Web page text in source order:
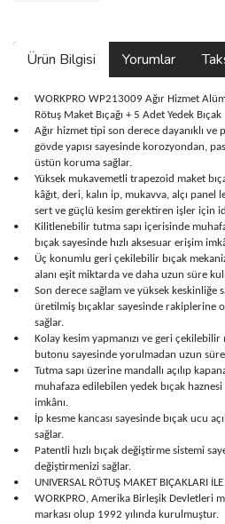
Ürün Bilgisi Yorumlar
•
WORKPRO WP213009 Ağır Hizmet
Rötuş Maket Bıçağı + 5 Adet Yedek Bıçak
•
Ağır hizmet tipi son derece dayanıklı ve
gövde yapısı sayesinde korozyondan,
üstün koruma sağlar.
•
Yüksek mukavemetli trapezoid maket
kâğıt, deri, kalın ip, mukavva, alçı
sert ve güçlü kesim gerektiren işler için
•
Kilitlenebilir tutma sapı içerisinde
bıçak sayesinde hızlı aksesuar erişim
•
Üç konumlu geri çekilebilir bıçak
alanı eşit miktarda ve daha uzun süre
•
Son derece sağlam ve yüksek keskinliğe
üretilmiş bıçaklar sayesinde rakiplerine
sağlar.
•
Kolay kesim yapmanızı ve geri
butonu sayesinde yorulmadan uzun
•
Tutma sapı üzerine mandallı açılıp
muhafaza edilebilen yedek bıçak haznesi
imkânı.
•
İp kesme kancası sayesinde bıçak ucu
sağlar.
•
Patentli hızlı bıçak değiştirme sistemi
değiştirmenizi sağlar.
•
UNIVERSAL RÖTUŞ MAKET BIÇAKLARI
•
WORKPRO, Amerika Birleşik Devletleri
markası olup 1992 yılında kurulmuştur.